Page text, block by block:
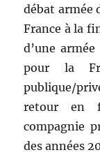
débat armée
France à la
d’une
pour la
publique/
retour en
compagnie
des années